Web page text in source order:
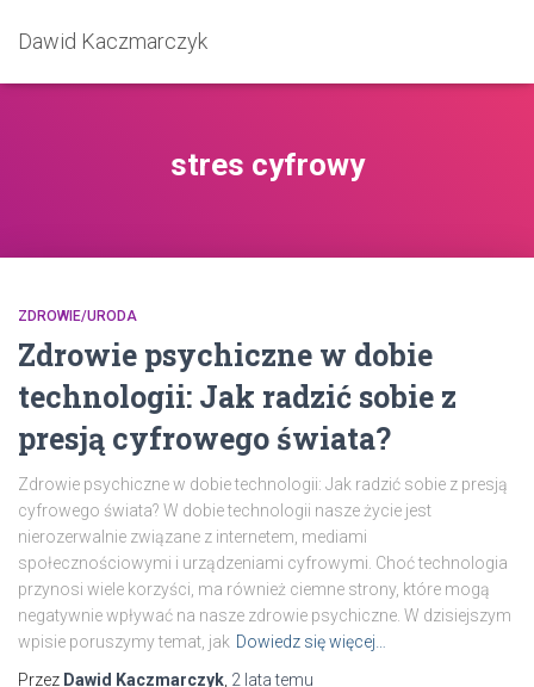
Dawid Kaczmarczyk
stres cyfrowy
ZDROWIE/URODA
Zdrowie psychiczne w dobie
technologii: Jak radzić sobie z
presją cyfrowego świata?
Zdrowie psychiczne w dobie technologii: Jak radzić sobie z presją
cyfrowego świata? W dobie technologii nasze życie jest
nierozerwalnie związane z internetem, mediami
społecznościowymi i urządzeniami cyfrowymi. Choć technologia
przynosi wiele korzyści, ma również ciemne strony, które mogą
negatywnie wpływać na nasze zdrowie psychiczne. W dzisiejszym
wpisie poruszymy temat, jak Dowiedz się więcej…
Przez Dawid Kaczmarczyk 2 latatemu